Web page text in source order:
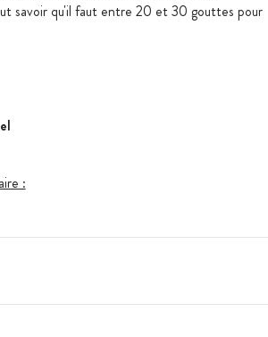
savoir qu'il faut entre 20 et 30 gouttes pour
: